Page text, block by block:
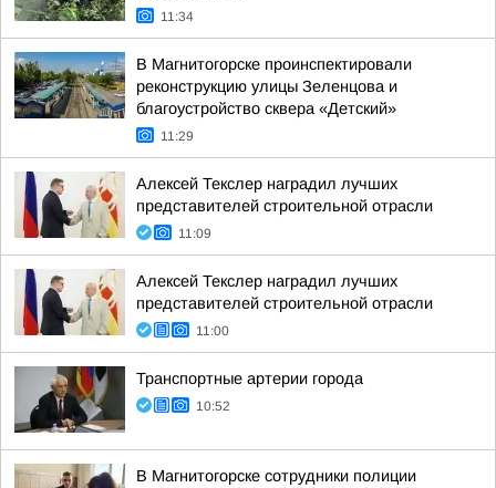
11:34
В Магнитогорске проинспектировали
реконструкцию улицы Зеленцова и
благоустройство сквера «Детский»
11:29
Алексей Текслер наградил лучших
представителей строительной отрасли
11:09
Алексей Текслер наградил лучших
представителей строительной отрасли
11:00
Транспортные артерии города
10:52
В Магнитогорске сотрудники полиции